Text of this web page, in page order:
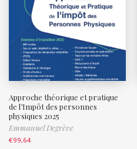
Approche théorique et pratique
de l’Impôt des personnes
physiques 2025
Emmanuel Degrève
€99,64